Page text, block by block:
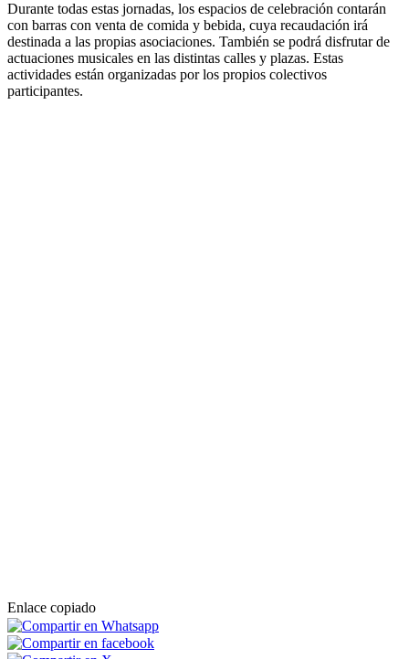
Durante todas estas jornadas, los espacios de celebración contarán
con barras con venta de comida y bebida, cuya recaudación irá
destinada a las propias asociaciones. También se podrá disfrutar de
actuaciones musicales en las distintas calles y plazas. Estas
actividades están organizadas por los propios colectivos
participantes.
Enlace copiado